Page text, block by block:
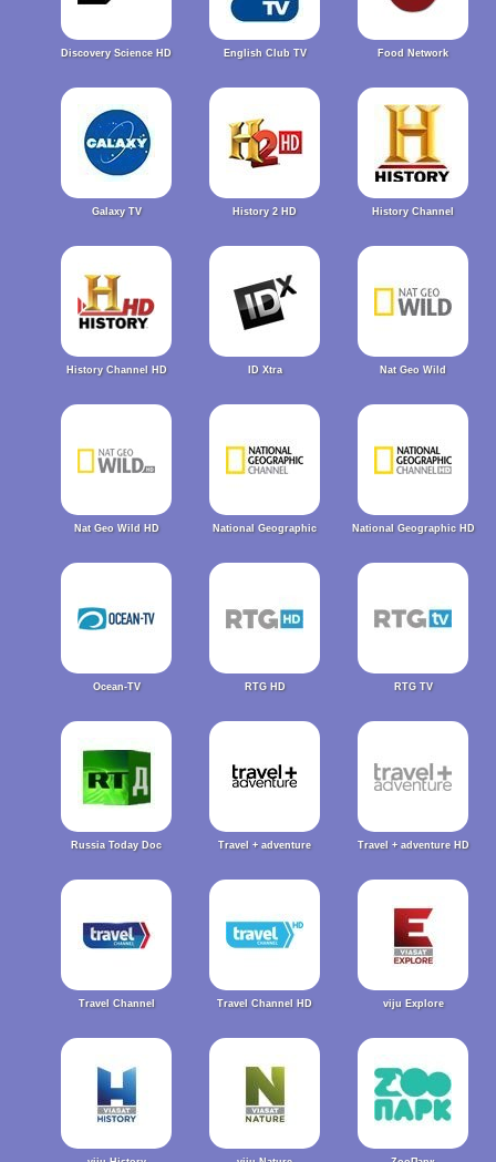
Discovery Science HD English Club TV Food Network
Galaxy TV History 2 HD History Channel
History Channel HD ID Xtra Nat Geo Wild
Nat Geo Wild HD National Geographic National Geographic HD
Ocean-TV RTG HD RTG TV
Russia Today Doc Travel + adventure Travel + adventure HD
Travel Channel Travel Channel HD viju Explore